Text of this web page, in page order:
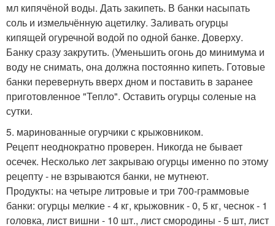
мл кипячёной воды. Дать закипеть. В банки насыпать
соль и измельчённую ацетилку. Заливать огурцы
кипящей огуречной водой по одной банке. Доверху.
Банку сразу закрутить. (Уменьшить огонь до минимума и
воду не снимать, она должна постоянно кипеть. Готовые
банки перевернуть вверх дном и поставить в заранее
приготовленное "Тепло". Оставить огурцы соленые на
сутки.
5. маринованные огурчики с крыжовником.
Рецепт неоднократно проверен. Никогда не бывает
осечек. Несколько лет закрываю огурцы именно по этому
рецепту - не взрываются банки, не мутнеют.
Продукты: на четыре литровые и три 700-граммовые
банки: огурцы мелкие - 4 кг, крыжовник - 0, 5 кг, чеснок - 1
головка, лист вишни - 10 шт., лист смородины - 5 шт, лист